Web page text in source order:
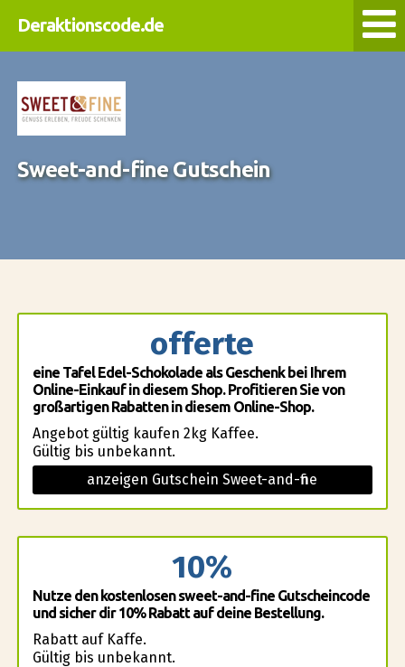
Deraktionscode.de
Sweet-and-fine Gutschein
offerte
eine Tafel Edel-Schokolade als Geschenk bei Ihrem
Online-Einkauf in diesem Shop. Profitieren Sie von
großartigen Rabatten in diesem Online-Shop.
Angebot gültig kaufen 2kg Kaffee.
Gültig bis unbekannt.
anzeigen Gutschein Sweet-and-fine
10%
Nutze den kostenlosen sweet-and-fine Gutscheincode
und sicher dir 10% Rabatt auf deine Bestellung.
Rabatt auf Kaffe.
Gültig bis unbekannt.